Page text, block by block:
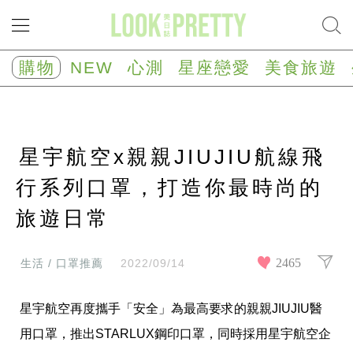
NEW
心
測
塔
心
理
測
驗
星
座/
肖
座
購物 NEW 心測 星座戀愛 美食旅遊
星宇航空x親親JIUJIU航線飛
行系列口罩，打造你最時尚的
旅遊日常
生活 / 口罩推薦 2022/09/14 2465
星宇航空再度攜手「安全」為最高要求的親親JIUJIU醫
用口罩，推出STARLUX鋼印口罩，同時採用星宇航空企